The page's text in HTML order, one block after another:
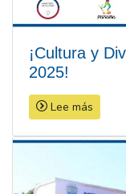
¡Cultura y
2025!
Lee más